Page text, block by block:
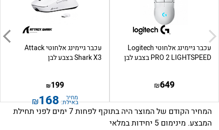
עכבר גיימינג אלחוטי Logitech
PRO 2 LIGHTSPEED בצבע לבן
649
₪
עכבר גיימינג אלחוטי Attack
Shark X3 בצבע לבן
199
₪
מחיר
באילת: 168
₪
המחיר הקודם של המוצר היה בתוקף לפחות 7 ימים לפני תחילת
המבצע. מינימום 5 יחידות במלאי